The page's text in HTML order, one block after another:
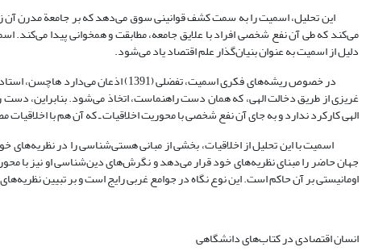
این تحلیل، اسمیت را به سمت کشف قوانینی سوق می‌دهد که بر جامعة مدرن آن
می‌کند که طی آن نفع شخصی افراد با علایق جامعه، مطابقت و همخوانی پیدا می‌کند.
دلیل از اسمیت به عنوان بنیان‌گذار علم اقتصاد یاد می‌شود.
در خصوص ریشه‌های فکری اسمیت،
غریزی از طریق دخالت الهی، که همان دست راهنماست، اتخاذ می‌شود. بنابراین،
الهی کارکرد ندارد و به جای آن نفع شخصی با محوریت اخلاقیات ـ که آن هم با
اسمیت با این تحلیل از اخلاقیات، بخشی از مبانی هستی‌شناسی را در نظریه‌های
جهان حاضر را مبنای نظریه‌های خود قرار می‌دهد و نگرش‌های دین‌شناسی او نیز با
اومانیستی بر آن حاکم است. این نوع نگاه در جوامع غربی رایج است و بر تبیین
انسان اقتصادی در کتاب‌های دانشگاهی